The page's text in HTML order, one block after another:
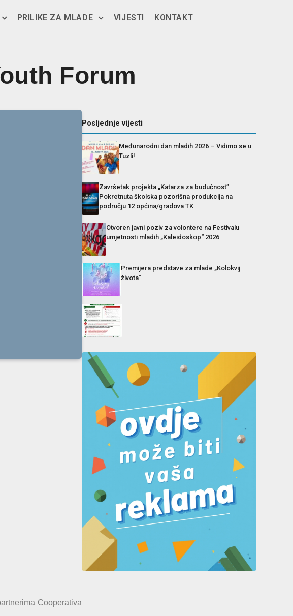
PRILIKE ZA MLADE VIJESTI KONTAKT
Forum
Cooperativa
Posljednje vijesti
Međunarodni dan mladih 2026 – Vidimo se u
Tuzli!
Završetak projekta „Katarza za budućnost”
Pokretnuta školska pozorišna produkcija na
području 12 općina/gradova TK
Otvoren javni poziv za volontere na Festivalu
umjetnosti mladih „Kaleidoskop“ 2026
Premijera predstave za mlade „Kolokvij
života“